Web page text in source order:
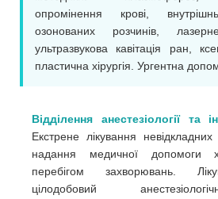
опромінення крові,
озонованих розчинів,
ультразвукова кавітація ран,
пластична хірургія. Ургентна
Відділення анестезіології та
Екстрене лікування невідкладних
надання медичної допомоги
перебігом захворювань.
цілодобовий